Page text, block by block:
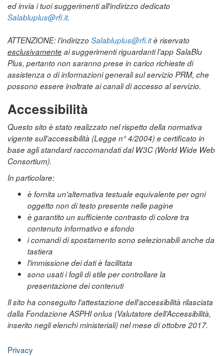
ed invia i tuoi suggerimenti all'indirizzo dedicato
Salabluplus@rfi.it.
ATTENZIONE: l’indirizzo Salabluplus@rfi.itè riservato
esclusivamenteai suggerimenti riguardanti l’app SalaBlu
Plus, pertanto non saranno prese in carico richieste di
assistenza o di informazioni generali sul servizio PRM, che
possono essere inoltrate ai canali di accesso al servizio.
Accessibilità
Questo sito è stato realizzato nel rispetto della normativa
vigente sull’accessibilità (Legge n° 4/2004) e certificato in
base agli standard raccomandati dal W3C (World Wide Web
Consortium).
In particolare:
è fornita un'alternativa testuale equivalente per ogni
oggetto non di testo presente nelle pagine
è garantito un sufficiente contrasto di colore tra
contenuto informativo e sfondo
i comandi di spostamento sono selezionabili anche da
tastiera
l'immissione dei dati è facilitata
sono usati i fogli di stile per controllare la
presentazione dei contenuti
Il sito ha conseguito l’attestazione dell’accessibilità rilasciata
dalla Fondazione ASPHI onlus (Valutatore dell’Accessibilità,
inserito negli elenchi ministeriali) nel mese di ottobre 2017.
Privacy